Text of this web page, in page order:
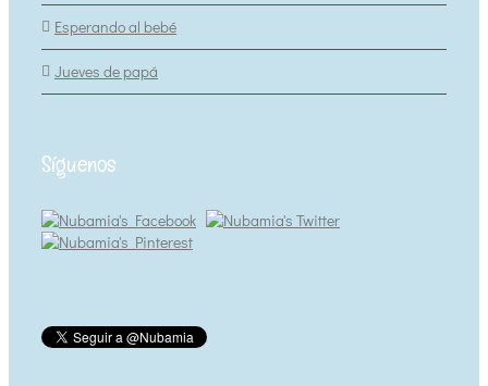
Esperando al bebé
Jueves de papá
Síguenos